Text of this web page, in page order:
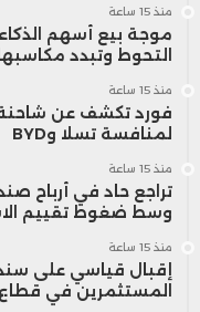
منذ 15 ساعة
موجة بيع أسهم
التحوط وتبدد
منذ 15 ساعة
لمنافسة تسلا وBYD
منذ 15 ساعة
تراجع حاد في أرباح
وسط ضغوط تقييم
منذ 15 ساعة
إقبال قياسي على
المستثمرين في قطاع